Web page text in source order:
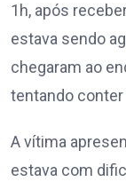
1h, após
estava sendo
chegaram ao
tentando
A vítima
estava com